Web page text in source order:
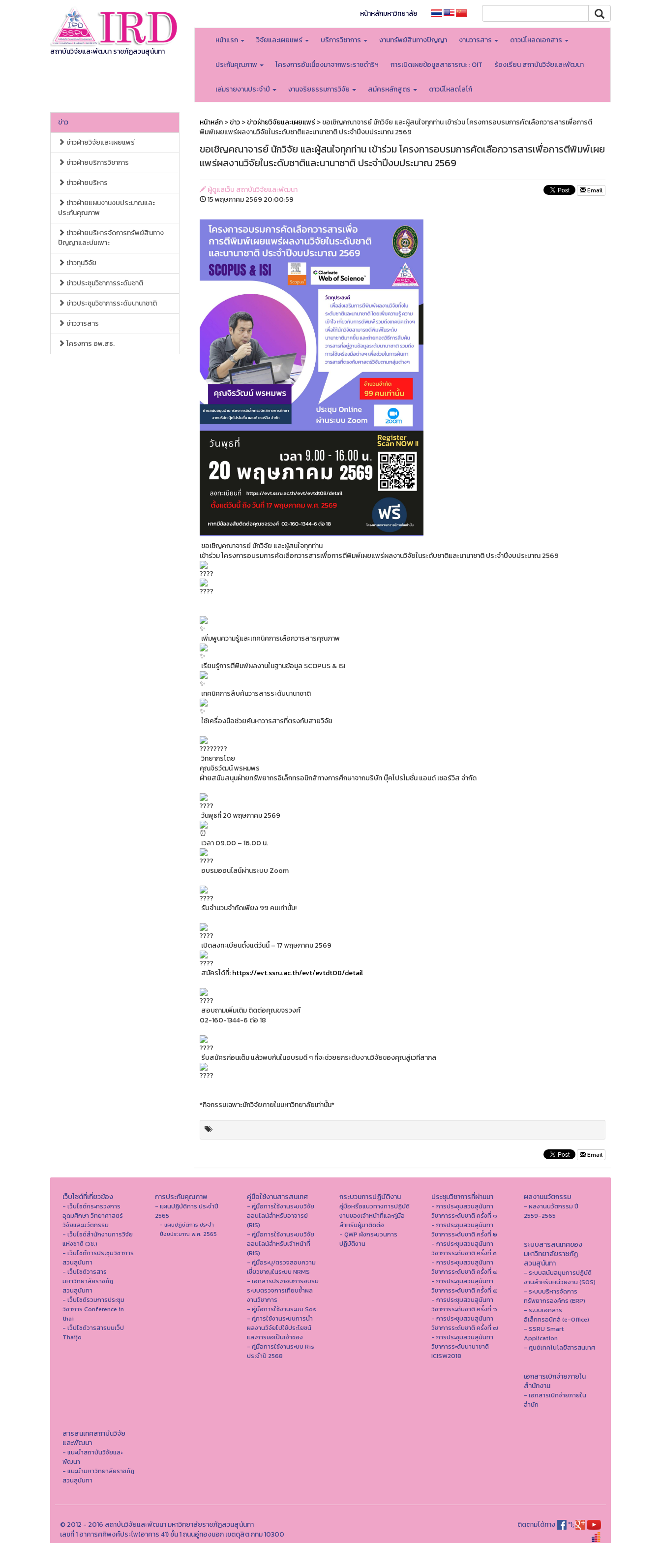
สถาบันวิจัยและพัฒนา ราชภัฏสวนสุนันทา
หน้าหลักมหาวิทยาลัย
หน้าแรก วิจัยและเผยแพร่ บริการวิชาการ งานทรัพย์สินทางปัญญา งานวารสาร ดาวน์โหลดเอกสาร
ประกันคุณภาพ โครงการอันเนื่องมาจากพระราชดำริฯ การเปิดเผยข้อมูลสาธารณะ : OIT ร้องเรียน สถาบันวิจัยและพัฒนา
เล่มรายงานประจำปี งานจริยธรรมการวิจัย สมัครหลักสูตร ดาวน์โหลดโลโก้
ข่าว
ข่าวฝ่ายวิจัยและเผยแพร่
ข่าวฝ่ายบริการวิชาการ
ข่าวฝ่ายบริหาร
ข่าวฝ่ายแผนงานงบประมาณและ
ประกันคุณภาพ
ข่าวฝ่ายบริหารจัดการทรัพย์สินทาง
ปัญญาและบ่มเพาะ
ข่าวทุนวิจัย
ข่าวประชุมวิชาการระดับชาติ
ข่าวประชุมวิชาการระดับนานาชาติ
ข่าววารสาร
โครงการ อพ.สธ.
หน้าหลัก>ข่าว>ข่าวฝ่ายวิจัยและเผยแพร่> ขอเชิญคณาจารย์ นักวิจัย และผู้สนใจทุกท่าน เข้าร่วม โครงการอบรมการคัดเลือกวารสารเพื่อการตี
พิมพ์เผยแพร่ผลงานวิจัยในระดับชาติและนานาชาติ ประจำปีงบประมาณ 2569
ขอเชิญคณาจารย์ นักวิจัย และผู้สนใจทุกท่าน เข้าร่วม โครงการอบรมการคัดเลือกวารสารเพื่อการตีพิมพ์เผย
แพร่ผลงานวิจัยในระดับชาติและนานาชาติ ประจำปีงบประมาณ 2569
ผู้ดูแลเว็บ สถาบันวิจัยและพัฒนา
15 พฤษภาคม 2569 20:00:59
Email
ขอเชิญคณาจารย์ นักวิจัย และผู้สนใจทุกท่าน
เข้าร่วม โครงการอบรมการคัดเลือกวารสารเพื่อการตีพิมพ์เผยแพร่ผลงานวิจัยในระดับชาติและนานาชาติ ประจำปีงบประมาณ 2569
เพิ่มพูนความรู้และเทคนิคการเลือกวารสารคุณภาพ
เรียนรู้การตีพิมพ์ผลงานในฐานข้อมูล SCOPUS & ISI
เทคนิคการสืบค้นวารสารระดับนานาชาติ
ใช้เครื่องมือช่วยค้นหาวารสารที่ตรงกับสายวิจัย
วิทยากรโดย
คุณจิรวัฒน์ พรหมพร
ฝ่ายสนับสนุนฝ่ายทรัพยากรอิเล็กทรอนิกส์ทางการศึกษาจากบริษัท บุ๊คโปรโมชั่น แอนด์ เซอร์วิส จำกัด
วันพุธที่ 20 พฤษภาคม 2569
เวลา 09.00 – 16.00 น.
อบรมออนไลน์ผ่านระบบ Zoom
รับจำนวนจำกัดเพียง 99 คนเท่านั้น!
เปิดลงทะเบียนตั้งแต่วันนี้ – 17 พฤษภาคม 2569
สมัครได้ที่:https://evt.ssru.ac.th/evt/evtdt08/detail
สอบถามเพิ่มเติม ติดต่อคุณขจรวงศ์
02-160-1344-6 ต่อ 18
รีบสมัครก่อนเต็ม แล้วพบกันในอบรมดี ๆ ที่จะช่วยยกระดับงานวิจัยของคุณสู่เวทีสากล
*กิจกรรมเฉพาะนักวิจัยภายในมหาวิทยาลัยเท่านั้น*
Email
เว็บไซต์ที่เกี่ยวข้อง
- เว็บไซต์กระทรวงการ
อุดมศึกษา วิทยาศาสตร์
วิจัยและนวัตกรรม
- เว็บไซต์สำนักงานการวิจัย
แห่งชาติ (วช.)
- เว็บไซต์การประชุมวิชาการ
สวนสุนันทา
- เว็บไซต์วารสาร
มหาวิทยาลัยราชภัฏ
สวนสุนันทา
- เว็บไซต์รวมการประชุม
วิชาการ Conference in
thai
- เว็ปไซต์วารสารบนเว็ป
Thaijo
การประกันคุณภาพ
- แผนปฏิบัติการ ประจำปี
2565
- แผนปฏิบัติการ ประจำ
ปีงบประมาณ พ.ศ. 2565
คู่มือใช้งานสารสนเทศ
- คู่มือการใช้งานระบบวิจัย
ออนไลน์สำหรับอาจารย์
(RIS)
- คู่มือการใช้งานระบบวิจัย
ออนไลน์สำหรับเจ้าหน้าที่
(RIS)
- คู่มือระบุ/ตรวจสอบความ
เชี่ยวชาญในระบบ NRMS
- เอกสารประกอบการอบรม
ระบบตรวจการเทียบซ้ำผล
งานวิชาการ
- คู่มือการใช้งานระบบ Sos
- คู่การใช้งานระบบการนำ
ผลงานวิจัยไปใช้ประโยชน์
และการขอเป็นเจ้าของ
- คู่มือการใช้งานระบบ Ris
ประจำปี 2568
กระบวนการปฏิบัติงาน
คู่มือหรือแนวทางการปฏิบัติ
งานของเจ้าหน้าที่และคู่มือ
สำหรับผู้มาติดต่อ
- QWP ผังกระบวนการ
ปฏิบัติงาน
ประชุมวิชาการที่ผ่านมา
- การประชุมสวนสุนันทา
วิชาการระดับชาติ ครั้งที่ ๑
- การประชุมสวนสุนันทา
วิชาการระดับชาติ ครั้งที่ ๒
- การประชุมสวนสุนันทา
วิชาการระดับชาติ ครั้งที่ ๓
- การประชุมสวนสุนันทา
วิชาการระดับชาติ ครั้งที่ ๔
- การประชุมสวนสุนันทา
วิชาการระดับชาติ ครั้งที่ ๕
- การประชุมสวนสุนันทา
วิชาการระดับชาติ ครั้งที่ ๖
- การประชุมสวนสุนันทา
วิชาการระดับชาติ ครั้งที่ ๗
- การประชุมสวนสุนันทา
วิชาการระดับนานาชาติ
ICISW2018
ผลงานนวัตกรรม
- ผลงานนวัตกรรม ปี
2559-2565
ระบบสารสนเทศของ
มหาวิทยาลัยราชภัฏ
สวนสุนันทา
- ระบบสนับสนุนการปฏิบัติ
งานสำหรับหน่วยงาน (SOS)
- ระบบบริหารจัดการ
ทรัพยากรองค์กร (ERP)
- ระบบเอกสาร
อิเล็กทรอนิกส์ (e-Office)
- SSRU Smart
Application
- ศูนย์เทคโนโลยีสารสนเทศ
เอกสารเบิกจ่ายภายใน
สำนักงาน
- เอกสารเบิกจ่ายภายใน
สำนัก
สารสนเทศสถาบันวิจัย
และพัฒนา
- แนะนำสถาบันวิจัยและ
พัฒนา
- แนะนำมหาวิทยาลัยราชภัฏ
สวนสุนันทา
© 2012 - 2016 สถาบันวิจัยและพัฒนา มหาวิทยาลัยราชภัฏสวนสุนันทา
เลขที่ 1 อาคารศศิพงศ์ประไพ(อาคาร 41) ชั้น 1 ถนนอู่ทองนอก เขตดุสิต กทม 10300
ติดตามได้ทาง ");